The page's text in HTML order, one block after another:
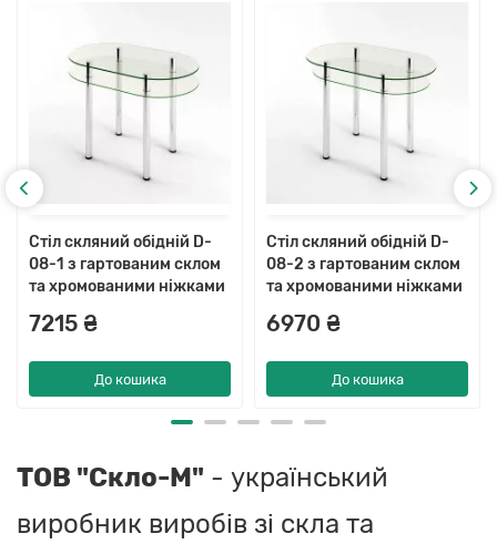
Стіл скляний обідній D-
08-1 з гартованим склом
та хромованими ніжками
7215 ₴
До кошика
Стіл скляний обідній D-
08-2 з гартованим склом
та хромованими ніжками
6970 ₴
До кошика
ТОВ "Скло-М" - український
виробник виробів зі скла та